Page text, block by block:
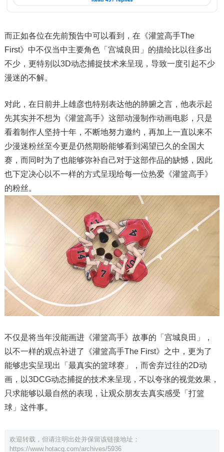
而正如各位在先前预告中可以看到，在《灌篮高手The
First》中不仅当中主要角色「宫城良田」的描绘比以往多出
不少，更特别以3D动态捕捉技术来呈现，导致一度引起不少
漫迷的不解。
对此，在日前井上雄彦也特别表达他的肺腑之言，他表示起
先其实并不想为《灌篮高手》这部动漫制作动画电影，只是
看着制作人坚持十年，不断地努力邀约，再加上一直以来不
少漫迷粉丝至今更是仍然期盼能够看到渴望已久的全国大
赛，而同时为了也能够弥补自己对于这部作品的缺憾，因此
也下定决心以不一样的方式呈现给每一位热爱《灌篮高手》
的粉丝。
不仅是将当年没能画进《灌篮高手》故事的「宫城良田」，
以不一样的观点补进了《灌篮高手The First》之中，更为了
能够忠实呈现出「最真实的篮球赛」，而舍弃过往的2D动
画，以3DCG动态捕捉的技术来呈现，不以夸张的视觉效果，
只求能够以最自然的表现，让观众朋友去真实感受「打篮
球」这件事。
欢迎转载，但请注明出处并保留该链接地址：
https://www.hotacg.com/archives/5936